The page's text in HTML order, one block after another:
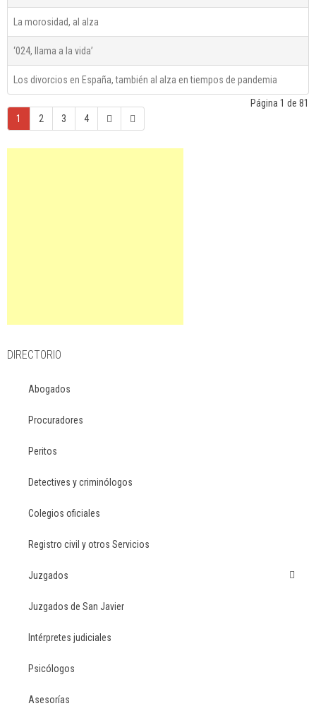
La morosidad, al alza
‘024, llama a la vida’
Los divorcios en España, también al alza en tiempos de pandemia
Página 1 de 81
1
2 3 4
DIRECTORIO
Abogados
Procuradores
Peritos
Detectives y criminólogos
Colegios oficiales
Registro civil y otros Servicios
Juzgados
Juzgados de San Javier
Intérpretes judiciales
Psicólogos
Asesorías